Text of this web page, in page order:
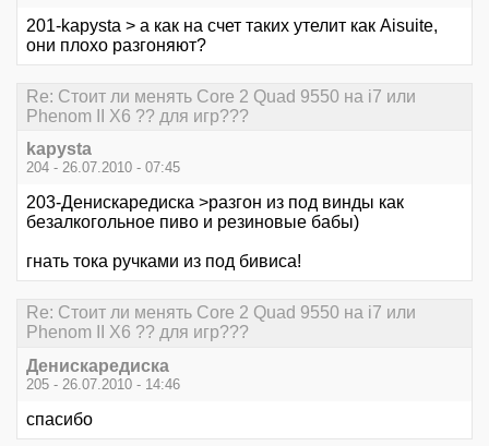
201-kapysta > а как на счет таких утелит как Aisuitе,
они плохо разгоняют?
Re: Стоит ли менять Core 2 Quad 9550 на i7 или
Phenom II X6 ?? для игр???
kapysta
204 - 26.07.2010 - 07:45
203-Денискаредиска >разгон из под винды как
безалкогольное пиво и резиновые бабы)
гнать тока ручками из под бивиса!
Re: Стоит ли менять Core 2 Quad 9550 на i7 или
Phenom II X6 ?? для игр???
Денискаредиска
205 - 26.07.2010 - 14:46
спасибо